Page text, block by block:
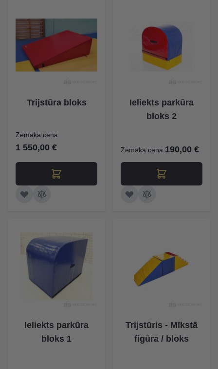
Trijstūra bloks
Zemākā cena
1 550,00 €
Ieliekts parkūra
bloks 2
Zemākā cena 190,00 €
Ieliekts parkūra
bloks 1
Trijstūris - Mīkstā
figūra / bloks